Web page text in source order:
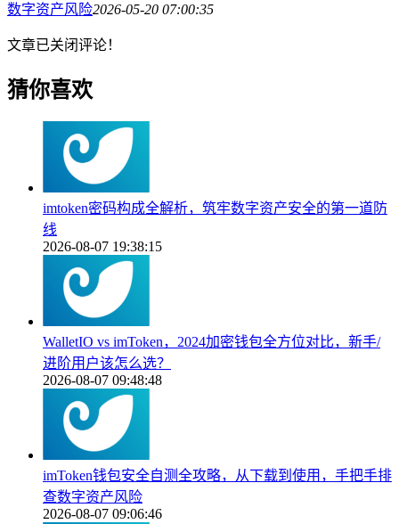
数字资产风险2026-05-20 07:00:35
文章已关闭评论！
猜你喜欢
imtoken密码构成全解析，筑牢数字资产安全的第一道防
线
2026-08-07 19:38:15
WalletIO vs imToken，2024加密钱包全方位对比，新手/
进阶用户该怎么选？
2026-08-07 09:48:48
imToken钱包安全自测全攻略，从下载到使用，手把手排
查数字资产风险
2026-08-07 09:06:46